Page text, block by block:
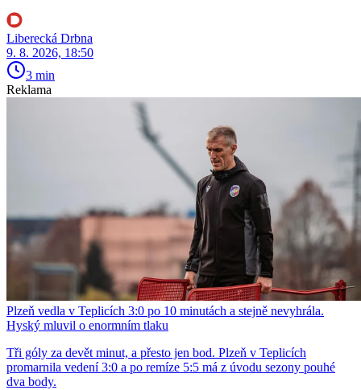
Liberecká Drbna
9. 8. 2026, 18:50
3 min
Reklama
Plzeň vedla v Teplicích 3:0 po 10 minutách a stejně nevyhrála.
Hyský mluvil o enormním tlaku
Tři góly za devět minut, a přesto jen bod. Plzeň v Teplicích
promarnila vedení 3:0 a po remíze 5:5 má z úvodu sezony pouhé
dva body.